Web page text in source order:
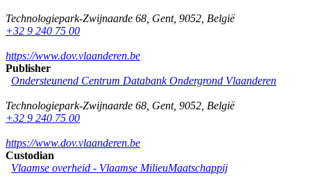
Technologiepark-Zwijnaarde 68 Gent, 9052 België
+32 9 240 75 00
https://www.dov.vlaanderen.be
Publisher
Ondersteunend Centrum Databank Ondergrond Vlaanderen
Technologiepark-Zwijnaarde 68 Gent, 9052 België
+32 9 240 75 00
https://www.dov.vlaanderen.be
Custodian
Vlaamse overheid - Vlaamse MilieuMaatschappij